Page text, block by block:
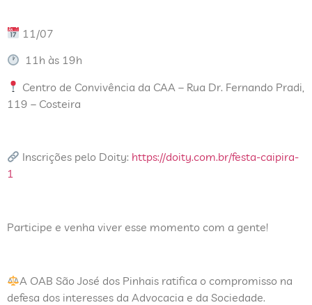
11/07
11h às 19h
Centro de Convivência da CAA – Rua Dr. Fernando Pradi,
119 – Costeira
Inscrições pelo Doity: https://doity.com.br/festa-caipira-
1
Participe e venha viver esse momento com a gente!
A OAB São José dos Pinhais ratifica o compromisso na
defesa dos interesses da Advocacia e da Sociedade.